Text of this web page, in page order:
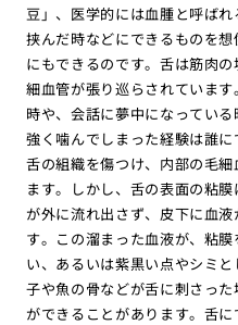
豆」、医学的には血腫と呼ば
挟んだ時などにできるものを
にもできるのです。舌は筋肉
細血管が張り巡らされていま
時や、会話に夢中になってい
強く噛んでしまった経験は誰
舌の組織を傷つけ、内部の毛
ます。しかし、舌の表面の粘
が外に流れ出さず、皮下に血
す。この溜まった血液が、粘
い、あるいは紫黒い点やシミ
子や魚の骨などが舌に刺さっ
ができることがあります。舌